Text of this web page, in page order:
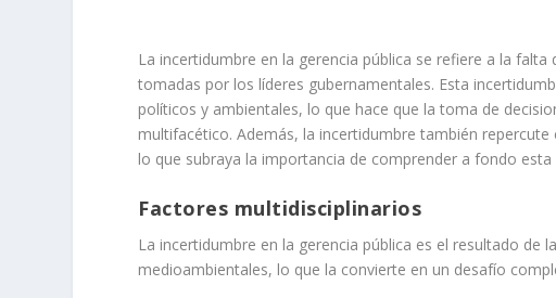
La incertidumbre en la gerencia pública se refiere a la
tomadas por los líderes gubernamentales. Esta
políticos y ambientales, lo que hace que la toma de
multifacético. Además, la incertidumbre también
lo que subraya la importancia de comprender a fondo esta
Factores multidisciplinarios
La incertidumbre en la gerencia pública es el resultado
medioambientales, lo que la convierte en un desafío